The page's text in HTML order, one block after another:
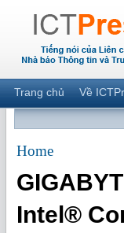
Trang chủ Về
Home
Intel®